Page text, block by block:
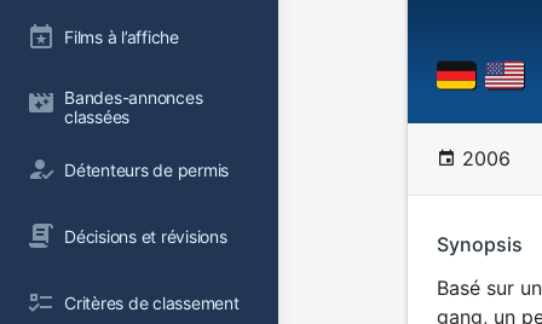
Films à l’affiche
Bandes-annonces
classées
Détenteurs de permis
Décisions et révisions
Critères de classement
2006
Synopsis
Basé sur
gang, un